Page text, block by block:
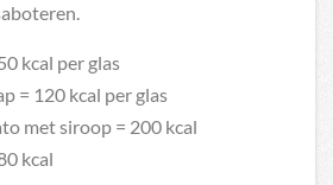
kcal per glas
= 120 kcal per glas
met siroop = 200 kcal
kcal